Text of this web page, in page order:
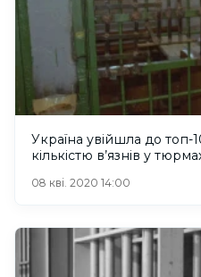
Україна увійшла до топ-
кількістю в’язнів у
08 кві. 2020 14:00